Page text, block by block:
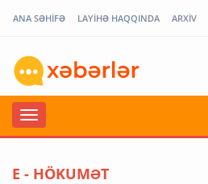
ANA SƏHİFƏ LAYİHƏ HAQQINDA ARXİV
E - HÖKUMƏT